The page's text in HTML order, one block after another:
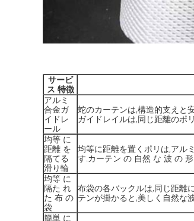
サービ
ス 特徴
アルミ
合金ガ
イドレ
ール
蛇のカーテンは,構造的支えと
ガイドレイルは,同じ距離のポ
均等 に
距離 を
隔てる
滑り輪
均等に距離を置くポリは,アル
す.カーテン の 自然 な 波 の
均等 に
隔た れ
た 布 の
袋
布袋の各バックルは,同じ距離
テンが掛かると,美しく自然な
簡単 に